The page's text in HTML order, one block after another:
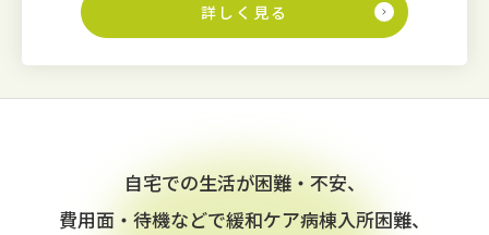
詳しく見る
自宅での生活が困難・不安、
費用面・待機などで緩和ケア病棟入所困難、